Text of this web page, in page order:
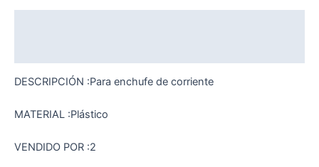
DESCRIPCIÓN :Para enchufe de corriente
MATERIAL :Plástico
VENDIDO POR :2